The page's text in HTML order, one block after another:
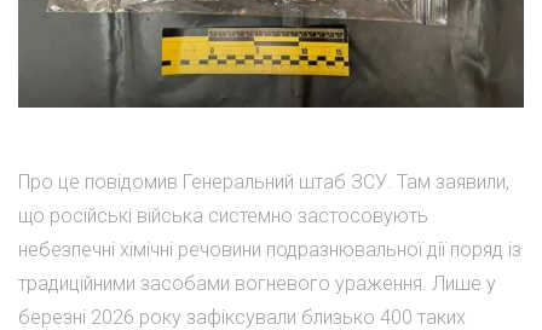
Про це повідомив Генеральний штаб ЗСУ. Там заявили,
що російські війська системно застосовують
небезпечні хімічні речовини подразнювальної дії поряд із
традиційними засобами вогневого ураження. Лише у
березні 2026 року зафіксували близько 400 таких